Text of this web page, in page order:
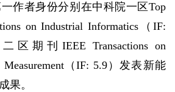
作者身份分别在中科院一区Top
on Industrial Informatics（IF:
区期刊IEEE Transactions on
Measurement（IF: 5.9）发表新能
果。